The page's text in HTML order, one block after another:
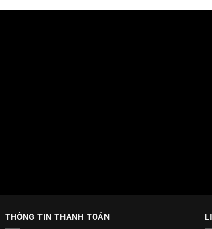
THÔNG TIN THANH TOÁN